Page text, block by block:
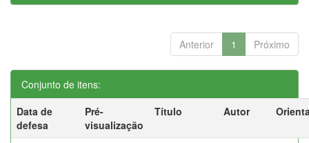
Anterior 1 Próximo
Conjunto de itens:
Data de
defesa
Pré-
visualização
Título Autor